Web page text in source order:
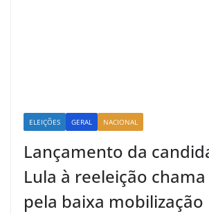
ELEIÇÕES GERAL NACIONAL
Lançamento da
Lula à reeleição
pela baixa mobilização